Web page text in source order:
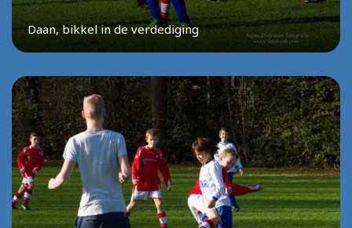
Daan, bikkel in de verdediging